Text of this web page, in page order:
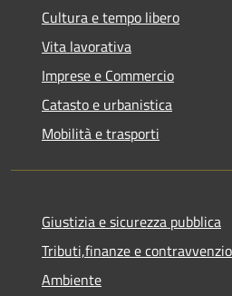
Cultura e tempo libero
Vita lavorativa
Imprese e Commercio
Catasto e urbanistica
Mobilità e trasporti
Giustizia e sicurezza pubblica
Tributi,finanze e
Ambiente